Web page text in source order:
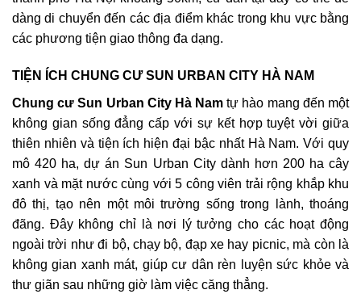
dàng di chuyển đến các địa điểm khác trong khu vực bằng
các phương tiện giao thông đa dạng.
TIỆN ÍCH CHUNG CƯ SUN URBAN CITY HÀ NAM
Chung cư Sun Urban City Hà Nam tự hào mang đến một
không gian sống đẳng cấp với sự kết hợp tuyệt vời giữa
thiên nhiên và tiện ích hiện đại bậc nhất Hà Nam. Với quy
mô 420 ha, dự án Sun Urban City dành hơn 200 ha cây
xanh và mặt nước cùng với 5 công viên trải rộng khắp khu
đô thị, tạo nên một môi trường sống trong lành, thoáng
đãng. Đây không chỉ là nơi lý tưởng cho các hoạt động
ngoài trời như đi bộ, chạy bộ, đạp xe hay picnic, mà còn là
không gian xanh mát, giúp cư dân rèn luyện sức khỏe và
thư giãn sau những giờ làm việc căng thẳng.